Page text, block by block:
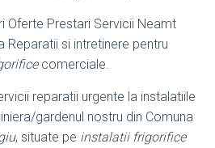
Oferte Prestari Servicii Neamt
Reparatii si intretinere pentru
comerciale.
reparatii urgente la instalatiile
gardenul nostru din Comuna
, situate pe instalatii frigorifice